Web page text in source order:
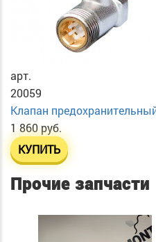
арт.
20059
Клапан
1 860 руб.
КУПИТЬ
Прочие запчасти